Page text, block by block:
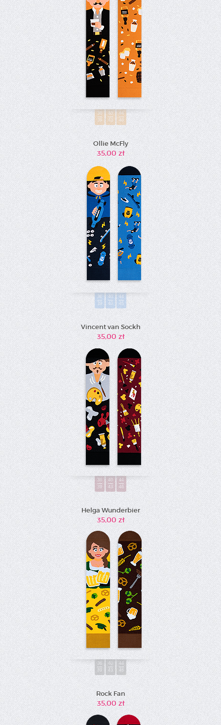
36
39
40
43
44
46
Ollie McFly
35,00 zł
36
39
40
43
44
46
Vincent van Sockh
35,00 zł
36
39
40
43
44
46
Helga Wunderbier
35,00 zł
36
39
40
43
44
46
Rock Fan
35,00 zł